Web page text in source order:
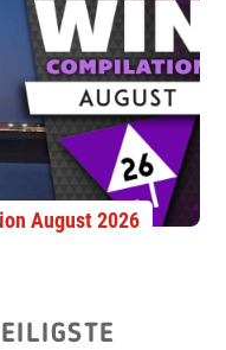
August 2026